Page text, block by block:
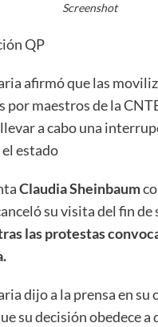
Screenshot
QP
afirmó que las
por maestros de la
a cabo una
estado
Claudia Sheinbaum
su visita del fin de
las protestas
dijo a la prensa en su
su decisión obedece a